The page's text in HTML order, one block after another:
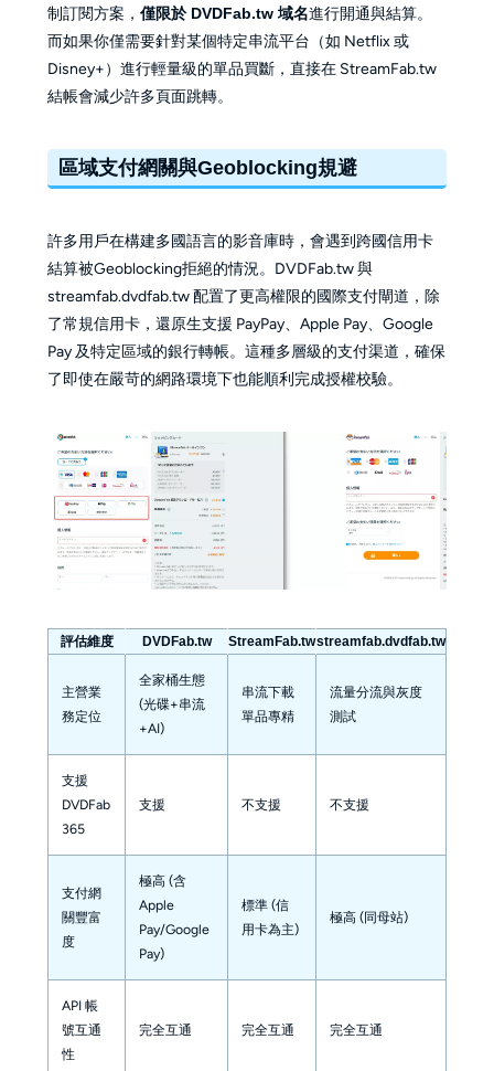
制訂閱方案， 僅限於 DVDFab.tw 域名進行開通與結算。
而如果你僅需要針對某個特定串流平台（如 Netflix 或
Disney+）進行輕量級的單品買斷，直接在 StreamFab.tw
結帳會減少許多頁面跳轉。
區域支付網關與Geoblocking規避
許多用戶在構建多國語言的影音庫時，會遇到跨國信用卡
結算被Geoblocking拒絕的情況。DVDFab.tw 與
streamfab.dvdfab.tw 配置了更高權限的國際支付閘道，除
了常規信用卡，還原生支援 PayPay、Apple Pay、Google
Pay 及特定區域的銀行轉帳。這種多層級的支付渠道，確保
了即使在嚴苛的網路環境下也能順利完成授權校驗。
評估維度 DVDFab.tw StreamFab.twstreamfab.dvdfab.tw
主營業
務定位
全家桶生態
(光碟+串流
+AI)
串流下載
單品專精
流量分流與灰度
測試
支援
DVDFab
365
支援 不支援 不支援
支付網
關豐富
度
極高 (含
Apple
Pay/Google
Pay)
標準 (信
用卡為主)
極高 (同母站)
API 帳
號互通
性
完全互通 完全互通 完全互通